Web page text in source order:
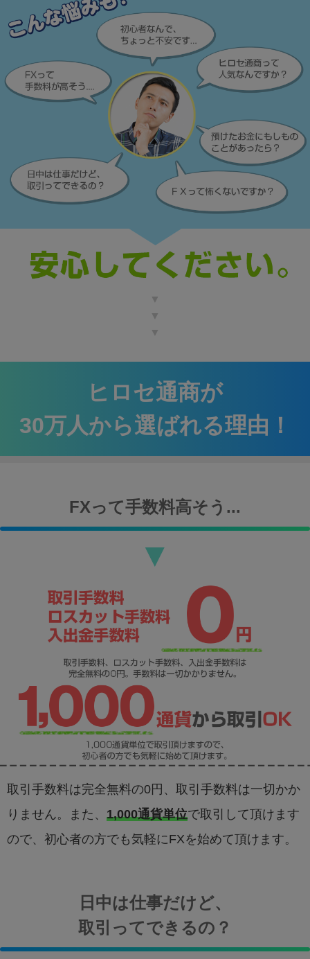
▼
▼
▼
ヒロセ通商が
30万人から選ばれる理由！
FXって手数料高そう...
▼
取引手数料は完全無料の0円、取引手数料は一切かか
りません。また、 1,000通貨単位で取引して頂けます
ので、初心者の方でも気軽にFXを始めて頂けます。
日中は仕事だけど、
取引ってできるの？